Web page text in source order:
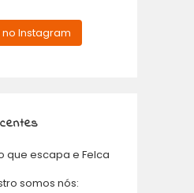
no Instagram
que escapa e Felca
somos nós: